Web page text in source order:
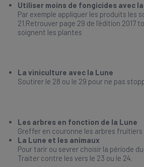
Utiliser moins de fongicides avec
Par exemple appliquer les produits les
21.Retrouver page 29 de l’édition 2017
soignent les plantes
La viniculture avec la Lune
Soutirer le 28 ou le 29 pour ne pas
Les arbres en fonction de la Lune
Greffer en couronne les arbres fruitiers
La Lune et les animaux
Pour tarir ou sevrer choisir la période du
Traiter contre les vers le 23 ou le 24.